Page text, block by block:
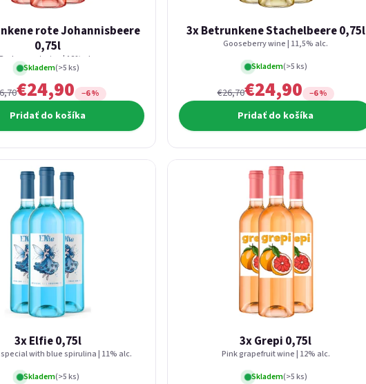
rote Johannisbeere
0,75l
Red currant wine | 12% alc.
Skladem(>5 ks)
€24,90 −6 %
Pridať do košíka
3x Betrunkene Stachelbeere 0,75l
Gooseberry wine | 11,5% alc.
Skladem(>5 ks)
€26,70€24,90 −6 %
Pridať do košíka
3x Elfie 0,75l
with blue spirulina | 11% alc.
Skladem(>5 ks)
3x Grepi 0,75l
Pink grapefruit wine | 12% alc.
Skladem(>5 ks)